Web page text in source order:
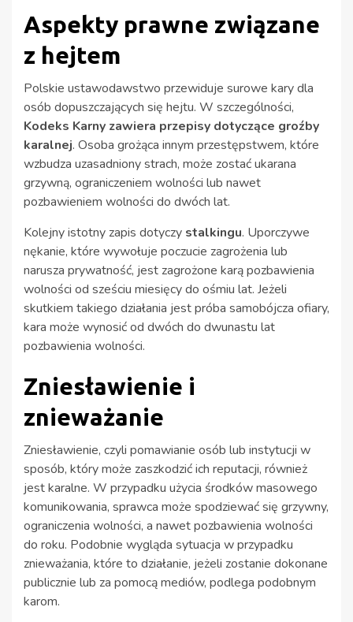
Aspekty prawne związane
z hejtem
Polskie ustawodawstwo przewiduje surowe kary dla
osób dopuszczających się hejtu. W szczególności,
Kodeks Karny zawiera przepisy dotyczące groźby
karalnej. Osoba grożąca innym przestępstwem, które
wzbudza uzasadniony strach, może zostać ukarana
grzywną, ograniczeniem wolności lub nawet
pozbawieniem wolności do dwóch lat.
Kolejny istotny zapis dotyczy stalkingu. Uporczywe
nękanie, które wywołuje poczucie zagrożenia lub
narusza prywatność, jest zagrożone karą pozbawienia
wolności od sześciu miesięcy do ośmiu lat. Jeżeli
skutkiem takiego działania jest próba samobójcza ofiary,
kara może wynosić od dwóch do dwunastu lat
pozbawienia wolności.
Zniesławienie i
znieważanie
Zniesławienie, czyli pomawianie osób lub instytucji w
sposób, który może zaszkodzić ich reputacji, również
jest karalne. W przypadku użycia środków masowego
komunikowania, sprawca może spodziewać się grzywny,
ograniczenia wolności, a nawet pozbawienia wolności
do roku. Podobnie wygląda sytuacja w przypadku
znieważania, które to działanie, jeżeli zostanie dokonane
publicznie lub za pomocą mediów, podlega podobnym
karom.